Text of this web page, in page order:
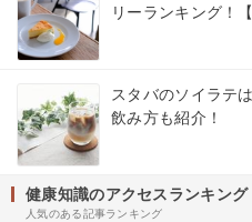
リーランキング！
スタバのソイラテ
飲み方も紹介！
健康知識のアクセスランキング
人気のある記事ランキング